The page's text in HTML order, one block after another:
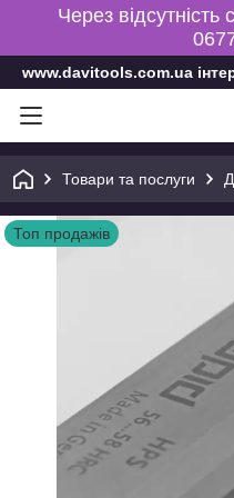
Через відсутність
www.davitools.com.ua
Товари та послуги
Топ продажів